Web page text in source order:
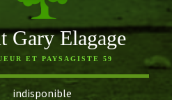
Gary Elagage
ET PAYSAGISTE 59
indisponible